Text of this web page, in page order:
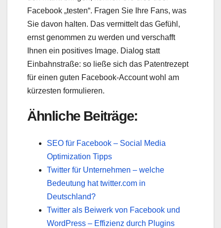
Facebook „testen“. Fragen Sie Ihre Fans, was
Sie davon halten. Das vermittelt das Gefühl,
ernst genommen zu werden und verschafft
Ihnen ein positives Image. Dialog statt
Einbahnstraße: so ließe sich das Patentrezept
für einen guten Facebook-Account wohl am
kürzesten formulieren.
Ähnliche Beiträge:
SEO für Facebook – Social Media
Optimization Tipps
Twitter für Unternehmen – welche
Bedeutung hat twitter.com in
Deutschland?
Twitter als Beiwerk von Facebook und
WordPress – Effizienz durch Plugins